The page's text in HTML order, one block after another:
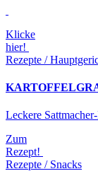
Klicke
hier!
Rezepte /
Leckere
Zum
Rezept!
Rezepte / Snacks